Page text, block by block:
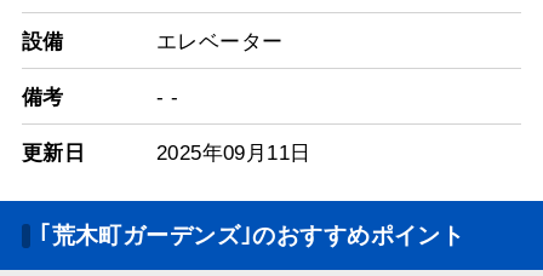
設備 エレベーター
備考 - -
更新日 2025年09月11日
｢荒木町ガーデンズ｣のおすすめポイント